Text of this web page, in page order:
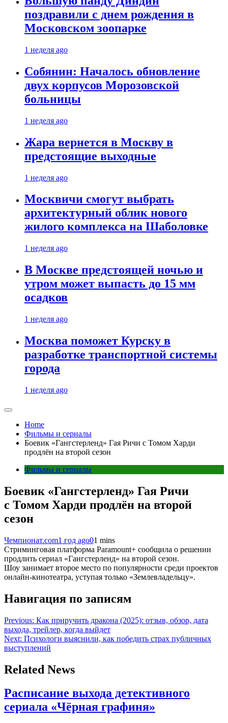
поздравили с днем рождения в
Московском зоопарке
1 неделя ago
Собянин: Началось обновление
двух корпусов Морозовской
больницы
1 неделя ago
Жара вернется в Москву в
предстоящие выходные
1 неделя ago
Москвичи смогут выбрать
архитектурный облик нового
жилого комплекса на Шаболовке
1 неделя ago
В Москве предстоящей ночью и
утром может выпасть до 15 мм
осадков
1 неделя ago
Москва поможет Курску в
разработке транспортной системы
города
1 неделя ago
Home
Фильмы и сериалы
Боевик «Гангстерленд» Гая Ричи с Томом Харди
продлён на второй сезон
Фильмы и сериалы
Боевик «Гангстерленд» Гая Ричи
с Томом Харди продлён на второй
сезон
Чемпионат.com1 год ago01 mins
Стриминговая платформа Paramount+ сообщила о решении
продлить сериал «Гангстерленд» на второй сезон.
Шоу занимает второе место по популярности среди проектов
онлайн-кинотеатра, уступая только «Землевладельцу».
Навигация по записям
Previous: Как приручить дракона (2025): отзыв, обзор, дата
выхода, трейлер, когда выйдет
Next: Психологи выяснили, как победить страх публичных
выступлений
Related News
Расписание выхода детективного
сериала «Чёрная графиня»